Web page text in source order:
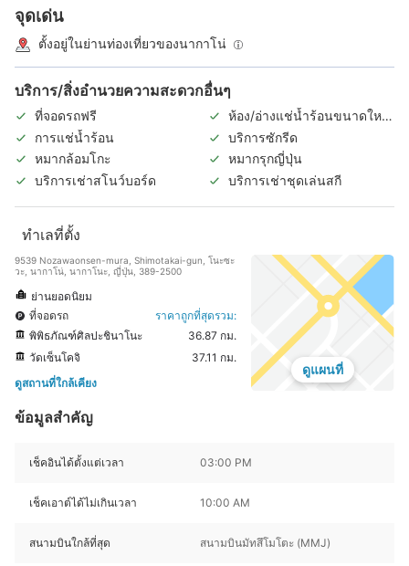
จุดเด่น
ตั้งอยู่ในย่านท่องเที่ยวของนากาโน่
บริการ/สิ่งอำนวยความสะดวกอื่นๆ
ที่จอดรถฟรี
ห้อง/อ่างแช่น้ำร้อนขนาดใหญ่
ในร่ม
การแช่น้ำร้อน
บริการซักรีด
หมากล้อมโกะ
หมากรุกญี่ปุ่น
บริการเช่าสโนว์บอร์ด
บริการเช่าชุดเล่นสกี
ทำเลที่ตั้ง
9539 Nozawaonsen-mura, Shimotakai-gun, โนะซะ
วะ, นากาโน่, นากาโนะ, ญี่ปุ่น, 389-2500
ย่านยอดนิยม
ที่จอดรถ
ราคาถูกที่สุดรวม:
พิพิธภัณฑ์ศิลปะชินาโนะ
36.87 กม.
วัดเซ็นโคจิ
37.11 กม.
ดูสถานที่ใกล้เคียง
ดูแผนที่
ข้อมูลสำคัญ
เช็คอินได้ตั้งแต่เวลา 03:00 PM
เช็คเอาต์ได้ไม่เกินเวลา 10:00 AM
สนามบินใกล้ที่สุด สนามบินมัทสึโมโตะ (MMJ)